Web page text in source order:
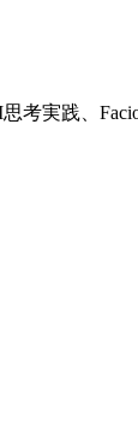
実践、